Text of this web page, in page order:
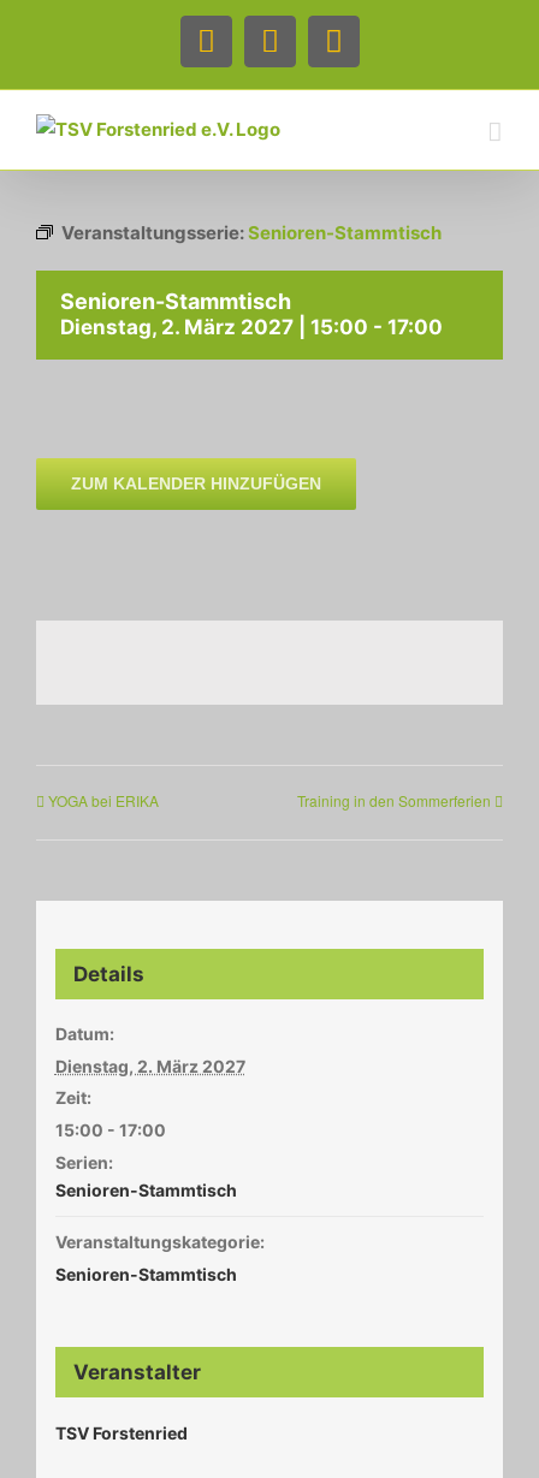
FacebookInstagram
Telefon
Veranstaltungsserie:Senioren-Stammtisch
Senioren-Stammtisch
Dienstag, 2. März 2027 | 15:00 - 17:00
ZUM KALENDER HINZUFÜGEN
YOGA bei ERIKA Training in den Sommerferien
Details
Datum:
Dienstag, 2. März 2027
Zeit:
15:00 - 17:00
Serien:
Senioren-Stammtisch
Veranstaltungskategorie:
Senioren-Stammtisch
Veranstalter
TSV Forstenried